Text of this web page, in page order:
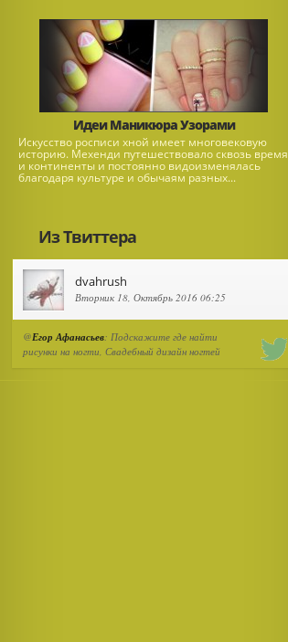
Идеи Маникюра Узорами
Искусство росписи хной имеет многовековую
историю. Мехенди путешествовало сквозь время
и континенты и постоянно видоизменялась
благодаря культуре и обычаям разных...
Из Твиттера
dvahrush
Вторник 18, Октябрь 2016 06:25
@Егор Афанасьев: Подскажите где найти
рисунки на ногти, Свадебный дизайн ногтей